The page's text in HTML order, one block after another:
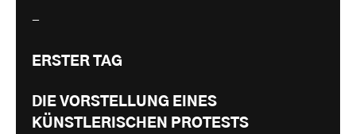
-
ERSTER TAG
DIE VORSTELLUNG EINES
KÜNSTLERISCHEN PROTESTS